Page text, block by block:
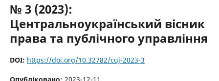
№ 3 (2023):
Центральноукраїнський вісник
права та публічного управління
DOI: https://doi.org/10.32782/cuj-2023-3